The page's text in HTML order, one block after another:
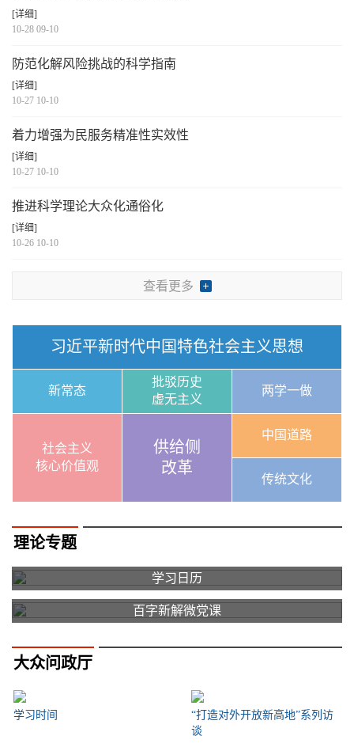
[详细]
10-28 09-10
防范化解风险挑战的科学指南
[详细]
10-27 10-10
着力增强为民服务精准性实效性
[详细]
10-27 10-10
推进科学理论大众化通俗化
[详细]
10-26 10-10
查看更多
习近平新时代中国特色社会主义思想
新常态
批驳历史
虚无主义
两学一做
社会主义
核心价值观
供给侧
改革
中国道路
传统文化
理论专题
学习日历
百字新解微党课
大众问政厅
学习时间
“打造对外开放新高地”系列访
谈